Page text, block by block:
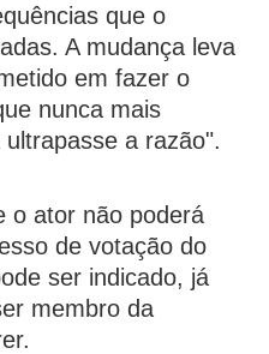
que o
A mudança leva
em fazer o
nunca mais
a razão".
o ator não poderá
de votação do
ser indicado, já
membro da